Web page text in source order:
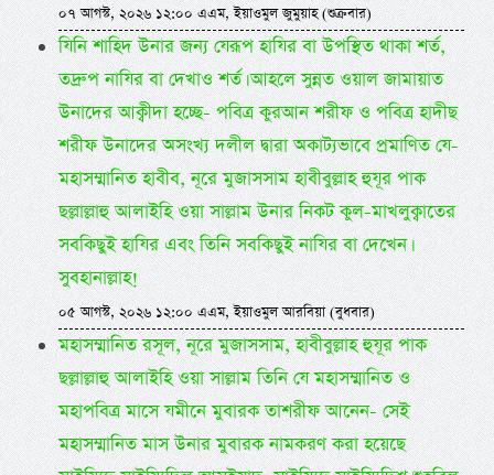
০৭ আগস্ট, ২০২৬ ১২:০০ এএম, ইয়াওমুল জুমুয়াহ (শুক্রবার)
যিনি শাহিদ উনার জন্য যেরূপ হাযির বা উপস্থিত থাকা শর্ত,
তদ্রুপ নাযির বা দেখাও শর্ত। আহলে সুন্নত ওয়াল জামায়াত
উনাদের আক্বীদা হচ্ছে- পবিত্র কুরআন শরীফ ও পবিত্র হাদীছ
শরীফ উনাদের অসংখ্য দলীল দ্বারা অকাট্যভাবে প্রমাণিত যে-
মহাসম্মানিত হাবীব, নূরে মুজাসসাম হাবীবুল্লাহ হুযূর পাক
ছল্লাল্লাহু আলাইহি ওয়া সাল্লাম উনার নিকট কুল-মাখলুক্বাতের
সবকিছুই হাযির এবং তিনি সবকিছুই নাযির বা দেখেন।
সুবহানাল্লাহ!
০৫ আগস্ট, ২০২৬ ১২:০০ এএম, ইয়াওমুল আরবিয়া (বুধবার)
মহাসম্মানিত রসূল, নূরে মুজাসসাম, হাবীবুল্লাহ হুযূর পাক
ছল্লাল্লাহু আলাইহি ওয়া সাল্লাম তিনি যে মহাসম্মানিত ও
মহাপবিত্র মাসে যমীনে মুবারক তাশরীফ আনেন- সেই
মহাসম্মানিত মাস উনার মুবারক নামকরণ করা হয়েছে